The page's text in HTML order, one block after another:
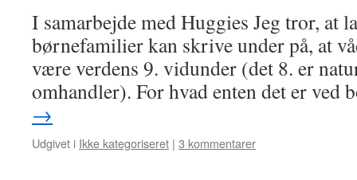
I samarbejde med Huggies Jeg tror, at
børnefamilier kan skrive under på, at
være verdens 9. vidunder (det 8. er
omhandler). For hvad enten det er
→
Udgivet i Ikke kategoriseret | 3 kommentarer